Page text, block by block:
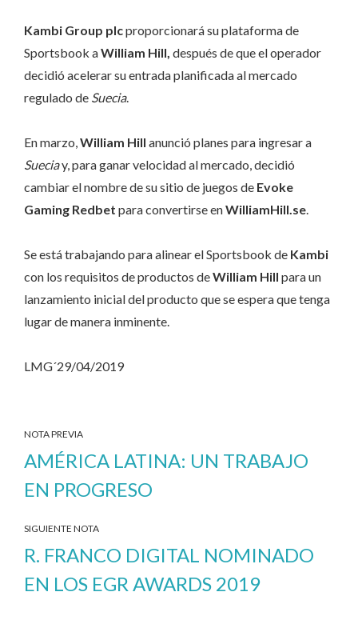
Kambi Group plcproporcionará su plataforma de
Sportsbook aWilliam Hill, después de que el operador
decidió acelerar su entrada planificada al mercado
regulado de Suecia.
En marzo,William Hill anunció planes para ingresar a
Sueciay, para ganar velocidad al mercado, decidió
cambiar el nombre de su sitio de juegos de Evoke
Gaming Redbet para convertirse enWilliamHill.se.
Se está trabajando para alinear el Sportsbook de Kambi
con los requisitos de productos deWilliam Hill para un
lanzamiento inicial del producto que se espera que tenga
lugar de manera inminente.
LMG´29/04/2019
NOTA PREVIA
AMÉRICA LATINA: UN TRABAJO
EN PROGRESO
SIGUIENTE NOTA
R. FRANCO DIGITAL NOMINADO
EN LOS EGR AWARDS 2019